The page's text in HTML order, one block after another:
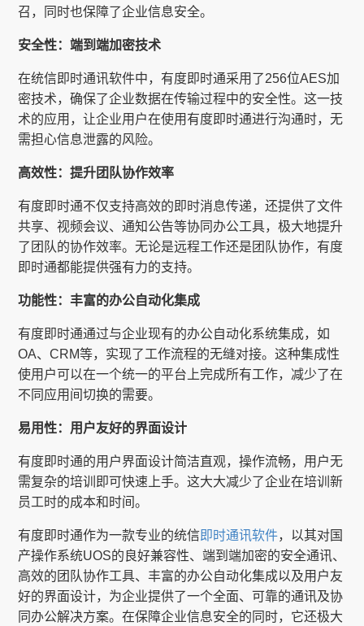
召，同时也保障了企业信息安全。
安全性：端到端加密技术
在统信即时通讯软件中，有度即时通采用了256位AES加
密技术，确保了企业数据在传输过程中的安全性。这一技
术的应用，让企业用户在使用有度即时通进行沟通时，无
需担心信息泄露的风险。
高效性：提升团队协作效率
有度即时通不仅支持高效的即时消息传递，还提供了文件
共享、视频会议、通知公告等协同办公工具，极大地提升
了团队的协作效率。无论是远程工作还是团队协作，有度
即时通都能提供强有力的支持。
功能性：丰富的办公自动化集成
有度即时通通过与企业现有的办公自动化系统集成，如
OA、CRM等，实现了工作流程的无缝对接。这种集成性
使用户可以在一个统一的平台上完成所有工作，减少了在
不同应用间切换的需要。
易用性：用户友好的界面设计
有度即时通的用户界面设计简洁直观，操作流畅，用户无
需复杂的培训即可快速上手。这大大减少了企业在培训新
员工时的成本和时间。
有度即时通作为一款专业的统信即时通讯软件，以其对国
产操作系统UOS的良好兼容性、端到端加密的安全通讯、
高效的团队协作工具、丰富的办公自动化集成以及用户友
好的界面设计，为企业提供了一个全面、可靠的通讯及协
同办公解决方案。在保障企业信息安全的同时，它还极大